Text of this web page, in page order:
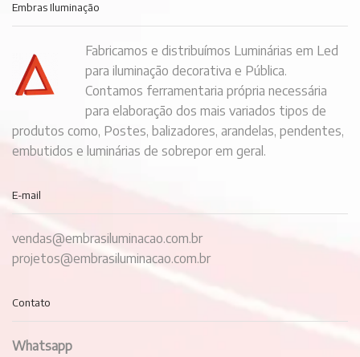
Embras Iluminação
Fabricamos e distribuímos Luminárias em Led
para iluminação decorativa e Pública.
Contamos ferramentaria própria necessária
para elaboração dos mais variados tipos de
produtos como, Postes, balizadores, arandelas, pendentes,
embutidos e luminárias de sobrepor em geral.
E-mail
vendas@embrasiluminacao.com.br
projetos@embrasiluminacao.com.br
Contato
Whatsapp